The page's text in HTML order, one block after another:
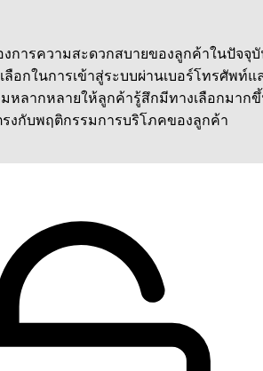
การความสะดวกสบายของลูกค้าในปัจจุ
ลือกในการเข้าสู่ระบบผ่านเบอร์โทรศัพท์แ
มหลากหลายให้ลูกค้ารู้สึกมีทางเลือกมาก
งกับพฤติกรรมการบริโภคของลูกค้า